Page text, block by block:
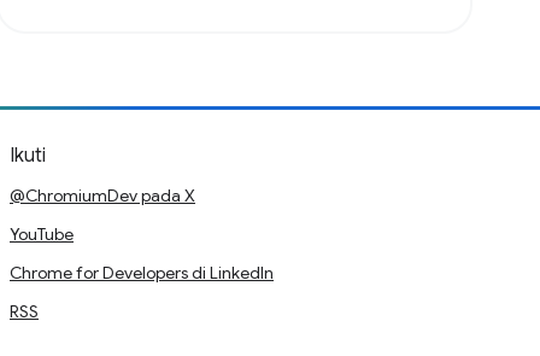
Ikuti
@ChromiumDev pada X
YouTube
Chrome for Developers di LinkedIn
RSS